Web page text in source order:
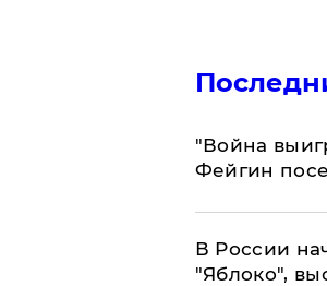
"Война
Фейгин
В России
"Яблоко",